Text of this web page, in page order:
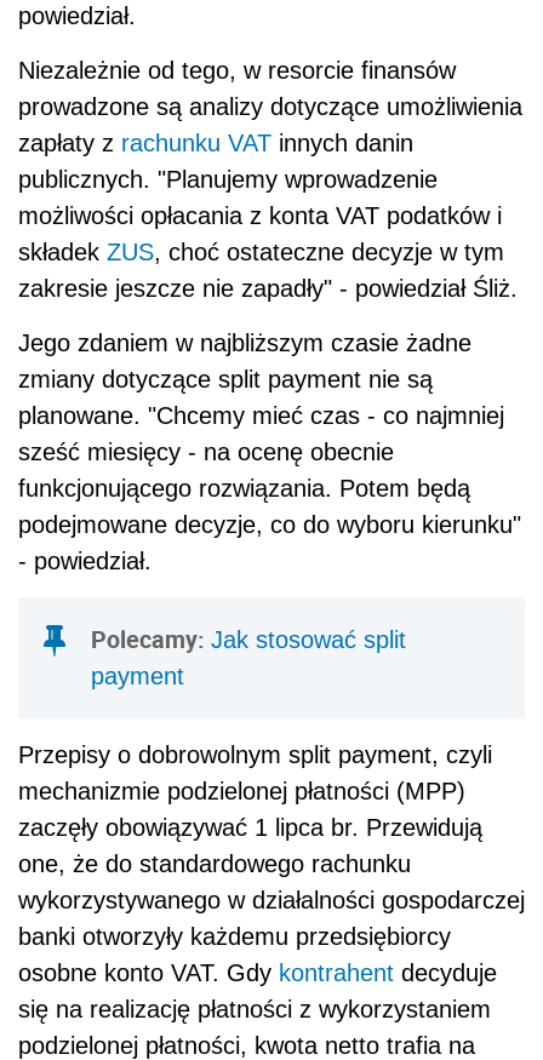
powiedział.
Niezależnie od tego, w resorcie finansów
prowadzone są analizy dotyczące umożliwienia
zapłaty z rachunku VAT innych danin
publicznych. "Planujemy wprowadzenie
możliwości opłacania z konta VAT podatków i
składek ZUS, choć ostateczne decyzje w tym
zakresie jeszcze nie zapadły" - powiedział Śliż.
Jego zdaniem w najbliższym czasie żadne
zmiany dotyczące split payment nie są
planowane. "Chcemy mieć czas - co najmniej
sześć miesięcy - na ocenę obecnie
funkcjonującego rozwiązania. Potem będą
podejmowane decyzje, co do wyboru kierunku"
- powiedział.
Polecamy: Jak stosować split
payment
Przepisy o dobrowolnym split payment, czyli
mechanizmie podzielonej płatności (MPP)
zaczęły obowiązywać 1 lipca br. Przewidują
one, że do standardowego rachunku
wykorzystywanego w działalności gospodarczej
banki otworzyły każdemu przedsiębiorcy
osobne konto VAT. Gdy kontrahent decyduje
się na realizację płatności z wykorzystaniem
podzielonej płatności, kwota netto trafia na